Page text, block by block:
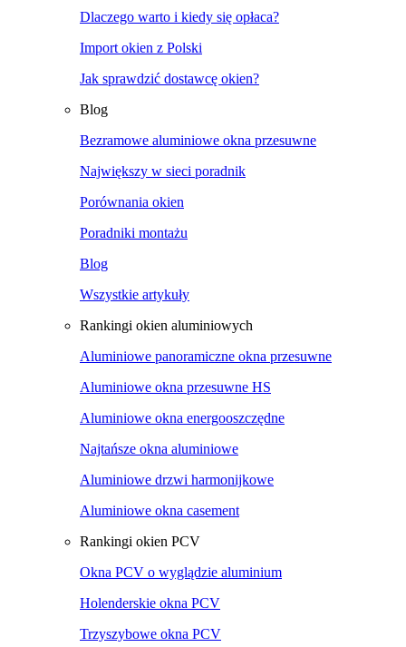
Dlaczego warto i kiedy się opłaca?
Import okien z Polski
Jak sprawdzić dostawcę okien?
Blog
Bezramowe aluminiowe okna przesuwne
Największy w sieci poradnik
Porównania okien
Poradniki montażu
Blog
Wszystkie artykuły
Rankingi okien aluminiowych
Aluminiowe panoramiczne okna przesuwne
Aluminiowe okna przesuwne HS
Aluminiowe okna energooszczędne
Najtańsze okna aluminiowe
Aluminiowe drzwi harmonijkowe
Aluminiowe okna casement
Rankingi okien PCV
Okna PCV o wyglądzie aluminium
Holenderskie okna PCV
Trzyszybowe okna PCV